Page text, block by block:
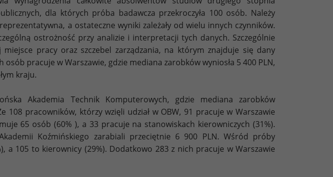
dla których próba badawcza przekroczyła 100 osób. Należy
a ostateczne wyniki zależały od wielu innych czynników.
ostrożność przy analizie i interpretacji tych danych. Szczególnie
pracy oraz szczebel zarządzania, na którym znajduje się dany
osób pracuje w Warszawie, gdzie mediana zarobków wyniosła 5 400 PLN,
kraju.
Akademia Technik Komputerowych, gdzie mediana zarobków
108 pracowników, którzy wzięli udział w OBW, 91 pracuje w Warszawie
65 osób (60% ), a 33 pracuje na stanowiskach kierowniczych (31%).
Koźmińskiego zarabiali przeciętnie 6 900 PLN. Wśród próby
a 105 to kierownicy (29%). Dodatkowo 283 z nich pracuje w Warszawie